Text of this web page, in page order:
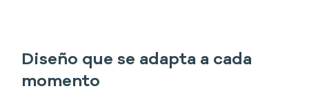
Diseño que se adapta a cada
momento